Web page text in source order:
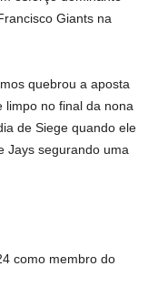
Giants na
quebrou a aposta
limpo no final da nona
de Siege quando ele
Jays segurando uma
como membro do